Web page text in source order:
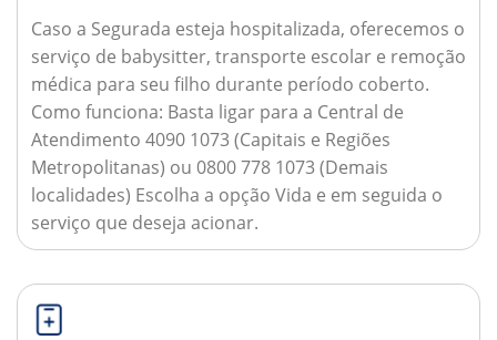
Caso a Segurada esteja hospitalizada, oferecemos o
serviço de babysitter, transporte escolar e remoção
médica para seu filho durante período coberto.
Como funciona: Basta ligar para a Central de
Atendimento 4090 1073 (Capitais e Regiões
Metropolitanas) ou 0800 778 1073 (Demais
localidades) Escolha a opção Vida e em seguida o
serviço que deseja acionar.